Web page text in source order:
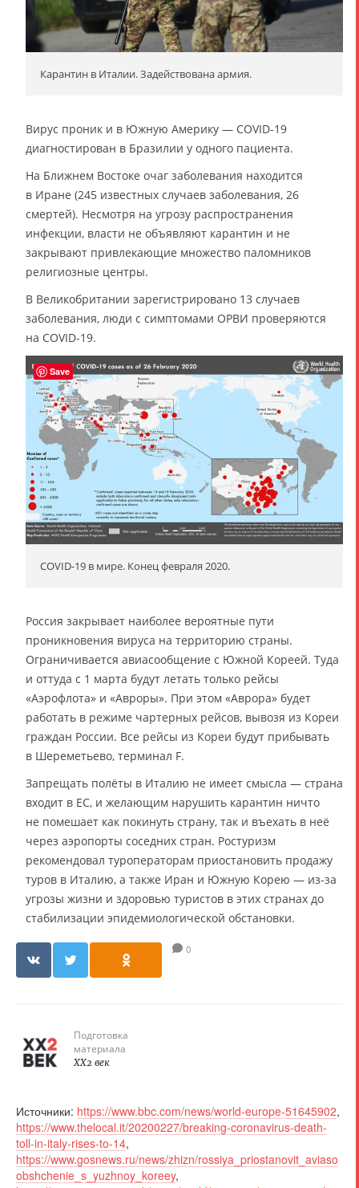
Карантин в Италии. Задействована армия.
Вирус проник и в Южную Америку — COVID-19
диагностирован в Бразилии у одного пациента.
На Ближнем Востоке очаг заболевания находится
в Иране (245 известных случаев заболевания, 26
смертей). Несмотря на угрозу распространения
инфекции, власти не объявляют карантин и не
закрывают привлекающие множество паломников
религиозные центры.
В Великобритании зарегистрировано 13 случаев
заболевания, люди с симптомами ОРВИ проверяются
на COVID-19.
COVID-19 в мире. Конец февраля 2020.
Россия закрывает наиболее вероятные пути
проникновения вируса на территорию страны.
Ограничивается авиасообщение с Южной Кореей. Туда
и оттуда с 1 марта будут летать только рейсы
«Аэрофлота» и «Авроры». При этом «Аврора» будет
работать в режиме чартерных рейсов, вывозя из Кореи
граждан России. Все рейсы из Кореи будут прибывать
в Шереметьево, терминал F.
Запрещать полёты в Италию не имеет смысла — страна
входит в ЕС, и желающим нарушить карантин ничто
не помешает как покинуть страну, так и въехать в неё
через аэропорты соседних стран. Ростуризм
рекомендовал туроператорам приостановить продажу
туров в Италию, а также Иран и Южную Корею — из-за
угрозы жизни и здоровью туристов в этих странах до
стабилизации эпидемиологической обстановки.
0
Подготовка
материала
XX2 век
Источники: https://www.bbc.com/news/world-europe-51645902,
https://www.thelocal.it/20200227/breaking-coronavirus-death-
toll-in-italy-rises-to-14,
https://www.gosnews.ru/news/zhizn/rossiya_priostanovit_aviaso
obshchenie_s_yuzhnoy_koreey,
Save